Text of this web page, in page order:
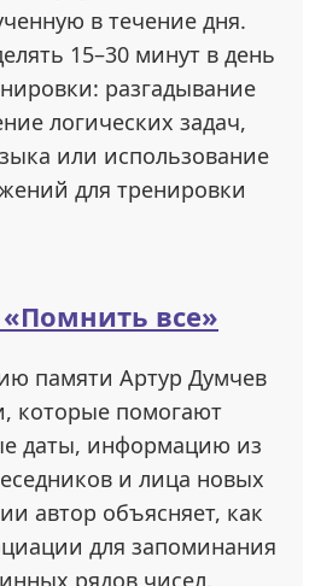
в течение дня.
15–30 минут в день
разгадывание
логических задач,
или использование
для тренировки
все»
памяти Артур Думчев
которые помогают
даты, информацию из
и лица новых
автор объясняет, как
для запоминания
рядов чисел.